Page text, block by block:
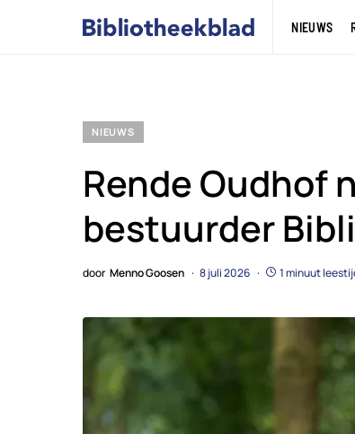
NIEUWS
NIEUWS
Rende Oudhof
bestuurder
door Menno Goosen 8 juli 2026 1 minuut